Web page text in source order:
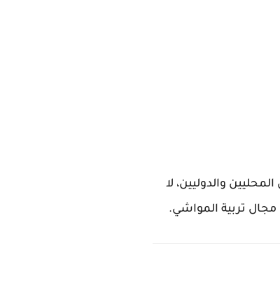
والدوليين، لا
مجال تربية المواشي.